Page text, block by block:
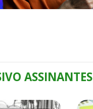
ASSINANTES